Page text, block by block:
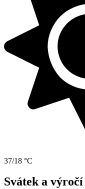
37/18 °C
Svátek a výročí